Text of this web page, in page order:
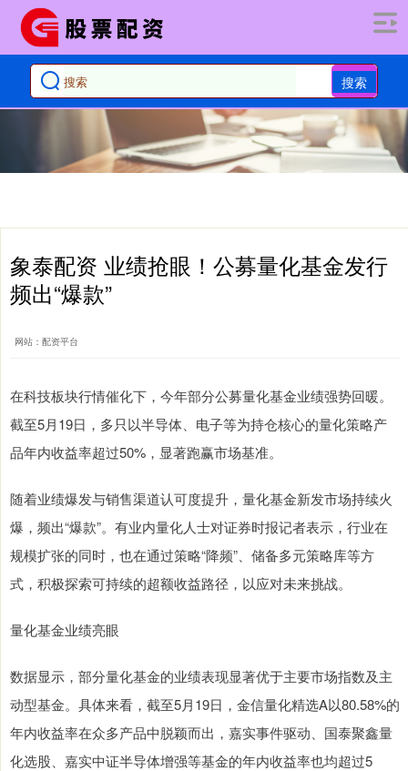
搜索
象泰配资 业绩抢眼！公募量化基金发行
频出“爆款”
网站：配资平台
在科技板块行情催化下，今年部分公募量化基金业绩强势回暖。
截至5月19日，多只以半导体、电子等为持仓核心的量化策略产
品年内收益率超过50%，显著跑赢市场基准。
随着业绩爆发与销售渠道认可度提升，量化基金新发市场持续火
爆，频出“爆款”。有业内量化人士对证券时报记者表示，行业在
规模扩张的同时，也在通过策略“降频”、储备多元策略库等方
式，积极探索可持续的超额收益路径，以应对未来挑战。
量化基金业绩亮眼
数据显示，部分量化基金的业绩表现显著优于主要市场指数及主
动型基金。具体来看，截至5月19日，金信量化精选A以80.58%的
年内收益率在众多产品中脱颖而出，嘉实事件驱动、国泰聚鑫量
化选股、嘉实中证半导体增强等基金的年内收益率也均超过5